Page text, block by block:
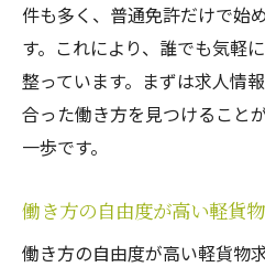
件も多く、普通免許だけで始
す。これにより、誰でも気軽
整っています。まずは求人情
合った働き方を見つけること
一歩です。
働き方の自由度が高い軽貨
働き方の自由度が高い軽貨物